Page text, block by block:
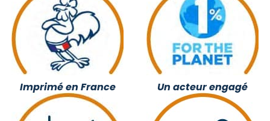
Imprimé en France Un acteur engagé